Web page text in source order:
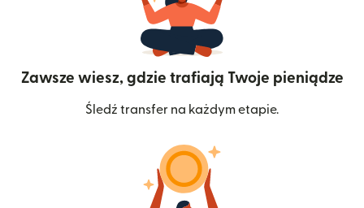
Zawsze wiesz, gdzie trafiają Twoje pieniądze
Śledź transfer na każdym etapie.